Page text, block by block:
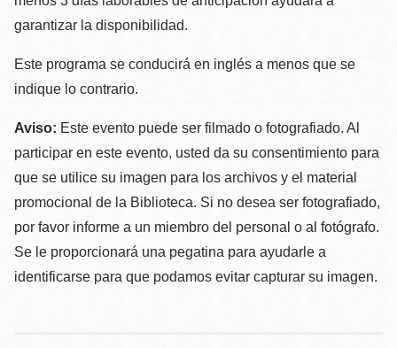
garantizar la disponibilidad.
Este programa se conducirá en inglés a menos que se
indique lo contrario.
Aviso: Este evento puede ser filmado o fotografiado. Al
participar en este evento, usted da su consentimiento para
que se utilice su imagen para los archivos y el material
promocional de la Biblioteca. Si no desea ser fotografiado,
por favor informe a un miembro del personal o al fotógrafo.
Se le proporcionará una pegatina para ayudarle a
identificarse para que podamos evitar capturar su imagen.